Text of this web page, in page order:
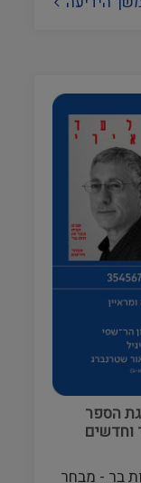
הספר
וחדשים
בר - מבחר